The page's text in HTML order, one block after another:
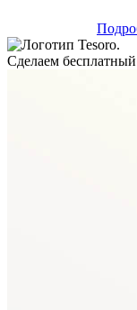
Сделаем